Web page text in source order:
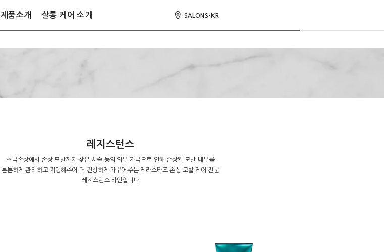
제품소개 살롱 케어 소개 SALONS-KR
레지스턴스
초극손상에서 손상 모발까지 잦은 시술 등의 외부 자극으로 인해 손상된 모발 내부를
튼튼하게 관리하고 지탱해주어 더 건강하게 가꾸어주는 케라스타즈 손상 모발 케어 전문
레지스턴스 라인입니다